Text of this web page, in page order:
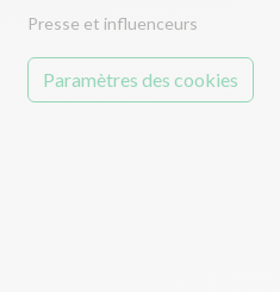
Presse et influenceurs
Paramètres des cookies